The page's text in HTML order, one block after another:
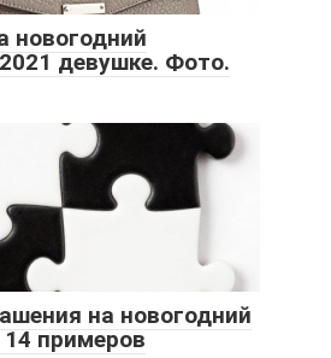
новогодний
девушке. Фото.
на новогодний
примеров